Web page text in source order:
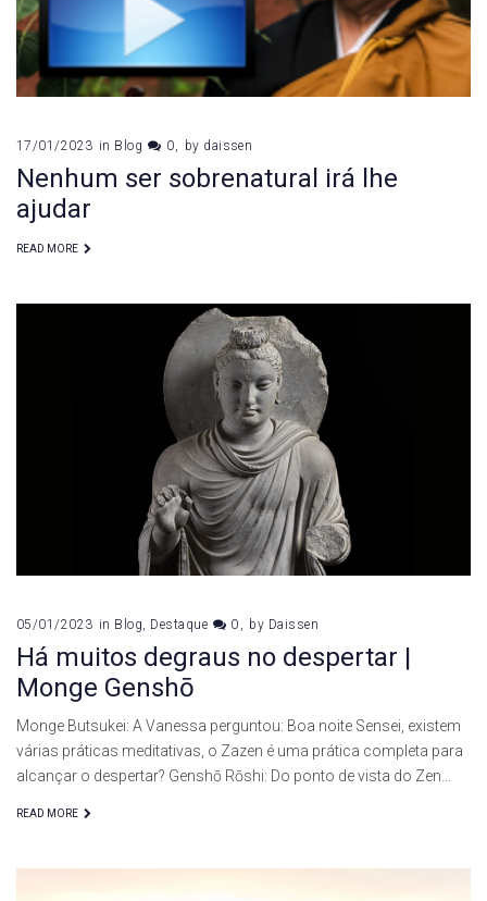
17/01/2023 in Blog 0 by daissen
Nenhum ser sobrenatural irá lhe
ajudar
READ MORE
05/01/2023 in Blog, Destaque 0 by Daissen
Há muitos degraus no despertar |
Monge Genshō
Monge Butsukei: A Vanessa perguntou: Boa noite Sensei, existem
várias práticas meditativas, o Zazen é uma prática completa para
alcançar o despertar? Genshō Rōshi: Do ponto de vista do Zen…
READ MORE